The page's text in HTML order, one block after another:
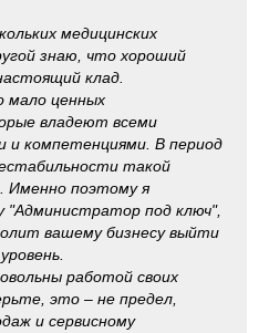
медицинских
знаю, что хороший
клад.
мало ценных
владеют всеми
и компетенциями. В период
такой
Именно поэтому я
"Администратор под ключ",
вашему бизнесу выйти
работой своих
это – не предел,
и сервисному